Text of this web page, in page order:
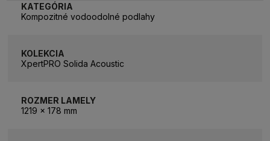
KATEGÓRIA
Kompozitné vodoodolné podlahy
KOLEKCIA
XpertPRO Solida Acoustic
ROZMER LAMELY
1219 x 178 mm